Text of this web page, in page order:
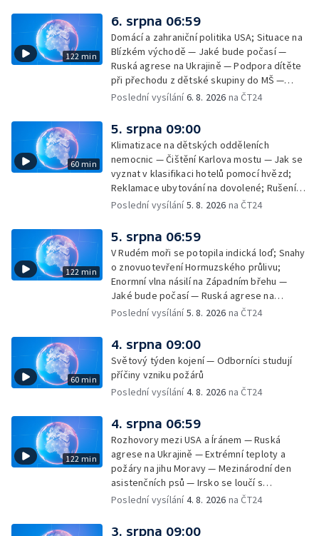
122 min
6. srpna 06:59
Domácí a zahraniční politika USA; Situace na
Blízkém východě — Jaké bude počasí —
Ruská agrese na Ukrajině — Podpora dítěte
při přechodu z dětské skupiny do MŠ —
Filmové premiéry týdne — Dvě deci tuše v
rakovinu prsu
Poslední vysílání6. 8. 2026 na ČT24
60 min
5. srpna 09:00
Klimatizace na dětských odděleních
nemocnic — Čištění Karlova mostu — Jak se
vyznat v klasifikaci hotelů pomocí hvězd;
Reklamace ubytování na dovolené; Rušení
dovolené kvůli přírodním živlům; Práva
na dovolené v zahraničí; Platby a výběry na
dovolené v zahraničí — Těžba léčivé rašeliny
u Malé Morávky
Poslední vysílání5. 8. 2026 na ČT24
122 min
5. srpna 06:59
V Rudém moři se potopila indická loď; Snahy
o znovuotevření Hormuzského průlivu;
Enormní vlna násilí na Západním břehu —
Jaké bude počasí — Ruská agrese na
Ukrajině — Vliv veder na lidské orgány — Při
— Třem obcím na Brněnsku dočasně došla
pitná voda — SP v orientačním běhu v Česku
— Horko a požáry sužují Evropu — Rybářský
příměstský tábor
Poslední vysílání5. 8. 2026 na ČT24
60 min
4. srpna 09:00
Světový týden kojení — Odborníci studují
příčiny vzniku požárů
Poslední vysílání4. 8. 2026 na ČT24
122 min
4. srpna 06:59
Rozhovory mezi USA a Íránem — Ruská
agrese na Ukrajině — Extrémní teploty a
požáry na jihu Moravy — Mezinárodní den
asistenčních psů — Irsko se loučí s
hudebníkem Glenem Hansardem
Poslední vysílání4. 8. 2026 na ČT24
3. srpna 09:00